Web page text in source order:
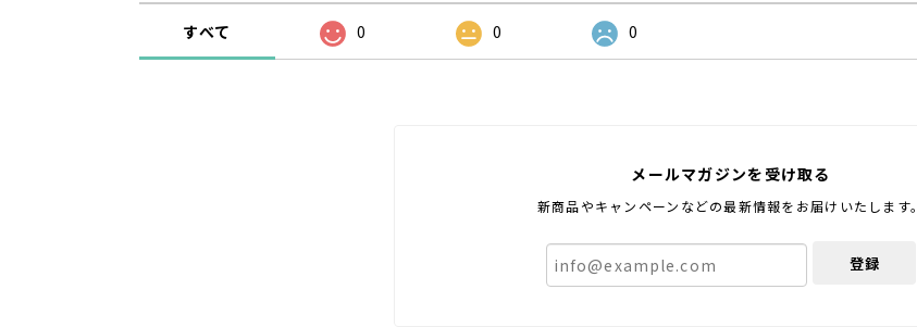
すべて 0 0 0
メールマガジンを受け取る
新商品やキャンペーンなどの最新情報をお届けいたします。
登録